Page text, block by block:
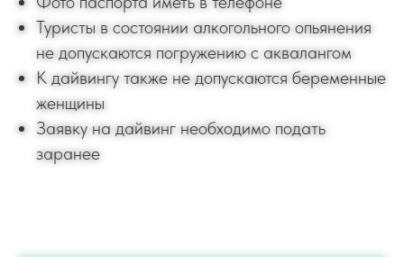
Туристы в состоянии алкогольного опьянения
не допускаются погружению с аквалангом
К дайвингу также не допускаются беременные
женщины
Заявку на дайвинг необходимо подать
заранее